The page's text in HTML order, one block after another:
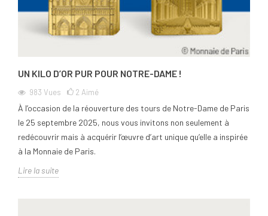
UN KILO D’OR PUR POUR NOTRE-DAME !
983 Vues 2 Aimé
À l’occasion de la réouverture des tours de Notre-Dame de Paris
le 25 septembre 2025, nous vous invitons non seulement à
redécouvrir mais à acquérir l’œuvre d’art unique qu’elle a inspirée
à la Monnaie de Paris.
Lire la suite